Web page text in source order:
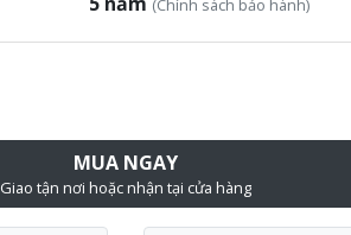
(Chính sách bảo hành)
MUA NGAY
Giao tận nơi hoặc nhận tại cửa hàng